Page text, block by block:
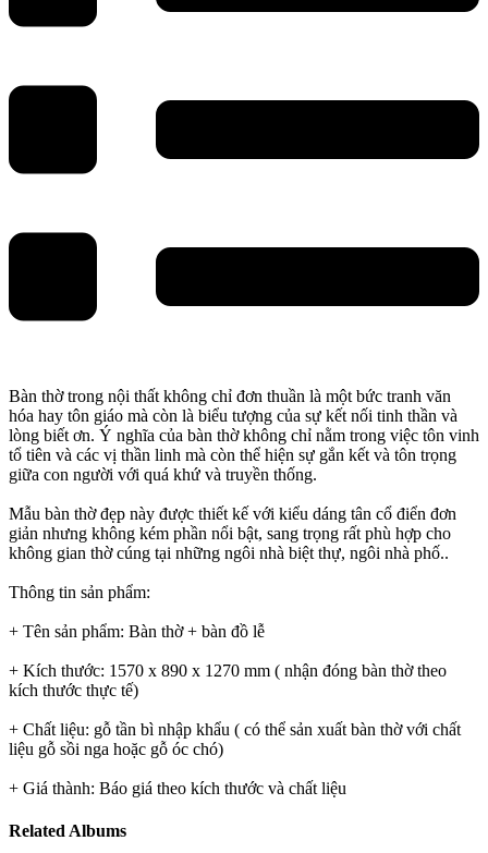
Bàn thờ trong nội thất không chỉ đơn thuần là một bức tranh văn
hóa hay tôn giáo mà còn là biểu tượng của sự kết nối tinh thần và
lòng biết ơn. Ý nghĩa của bàn thờ không chỉ nằm trong việc tôn vinh
tổ tiên và các vị thần linh mà còn thể hiện sự gắn kết và tôn trọng
giữa con người với quá khứ và truyền thống.
Mẫu bàn thờ đẹp này được thiết kế với kiểu dáng tân cổ điển đơn
giản nhưng không kém phần nổi bật, sang trọng rất phù hợp cho
không gian thờ cúng tại những ngôi nhà biệt thự, ngôi nhà phố..
Thông tin sản phẩm:
+ Tên sản phẩm: Bàn thờ + bàn đồ lễ
+ Kích thước: 1570 x 890 x 1270 mm ( nhận đóng bàn thờ theo
kích thước thực tế)
+ Chất liệu: gỗ tần bì nhập khẩu ( có thể sản xuất bàn thờ với chất
liệu gỗ sồi nga hoặc gỗ óc chó)
+ Giá thành: Báo giá theo kích thước và chất liệu
Related Albums